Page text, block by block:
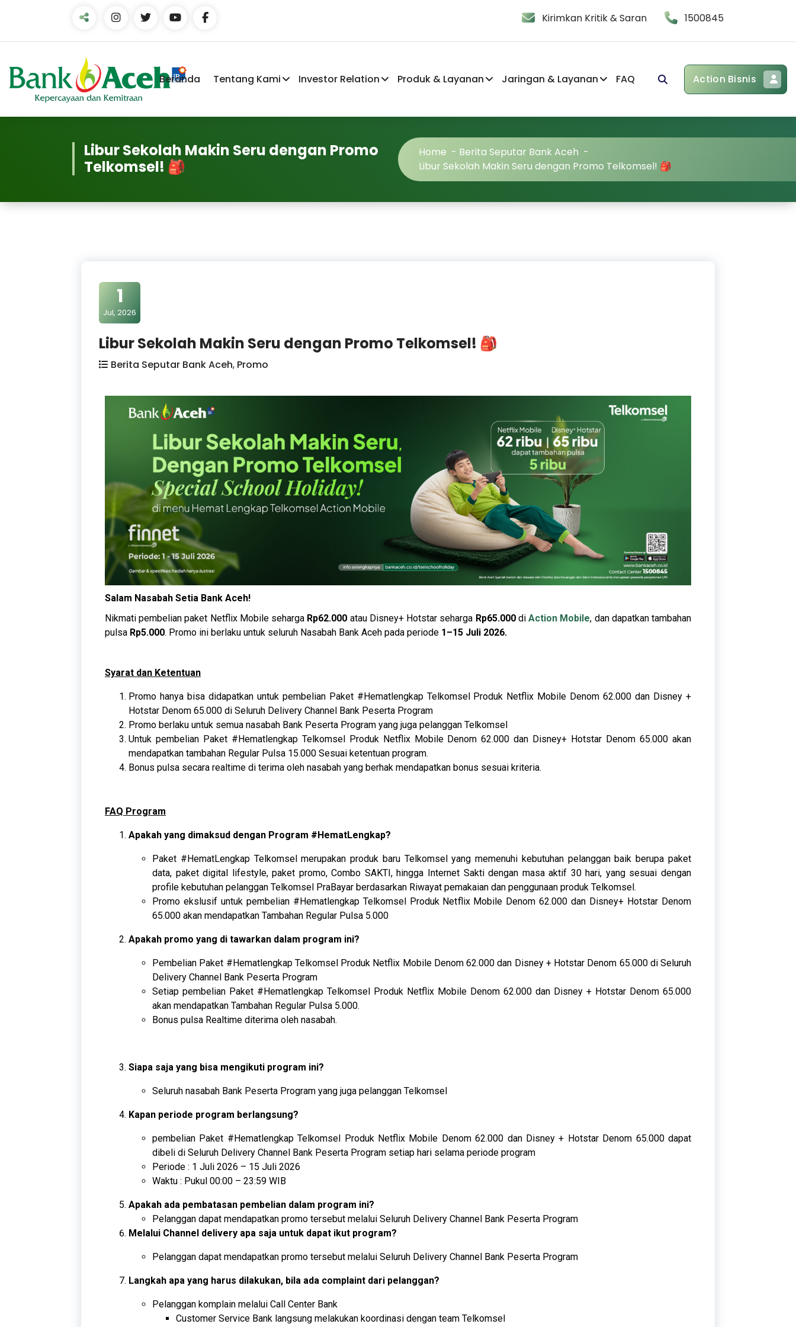
Kirimkan Kritik & Saran 1500845
Beranda Tentang Kami Investor Relation Produk & Layanan Jaringan & Layanan FAQ Action Bisnis
Libur Sekolah Makin Seru dengan Promo
Telkomsel! 🎒
Home - Berita Seputar Bank Aceh -
Libur Sekolah Makin Seru dengan Promo Telkomsel! 🎒
1
Jul, 2026
Libur Sekolah Makin Seru dengan Promo Telkomsel! 🎒
Berita Seputar Bank Aceh, Promo
Salam Nasabah Setia Bank Aceh!
Nikmati pembelian paket Netflix Mobile seharga Rp62.000 atau Disney+ Hotstar seharga Rp65.000diAction Mobile, dan dapatkan tambahan
pulsa Rp5.000. Promo ini berlaku untuk seluruh Nasabah Bank Aceh pada periode 1–15 Juli 2026.
Syarat dan Ketentuan
Promo hanya bisa didapatkan untuk pembelian Paket #Hematlengkap Telkomsel Produk Netflix Mobile Denom 62.000 dan Disney +
Hotstar Denom 65.000 di Seluruh Delivery Channel Bank Peserta Program
Promo berlaku untuk semua nasabah Bank Peserta Program yang juga pelanggan Telkomsel
Untuk pembelian Paket #Hematlengkap Telkomsel Produk Netflix Mobile Denom 62.000 dan Disney+ Hotstar Denom 65.000 akan
mendapatkan tambahan Regular Pulsa 15.000 Sesuai ketentuan program.
Bonus pulsa secara realtime di terima oleh nasabah yang berhak mendapatkan bonus sesuai kriteria.
FAQ Program
Apakah yang dimaksud dengan Program #HematLengkap?
Paket #HematLengkap Telkomsel merupakan produk baru Telkomsel yang memenuhi kebutuhan pelanggan baik berupa paket
data, paket digital lifestyle, paket promo, Combo SAKTI, hingga Internet Sakti dengan masa aktif 30 hari, yang sesuai dengan
profile kebutuhan pelanggan Telkomsel PraBayar berdasarkan Riwayat pemakaian dan penggunaan produk Telkomsel.
Promo ekslusif untuk pembelian #Hematlengkap Telkomsel Produk Netflix Mobile Denom 62.000 dan Disney+ Hotstar Denom
65.000 akan mendapatkan Tambahan Regular Pulsa 5.000
Apakah promo yang di tawarkan dalam program ini?
Pembelian Paket #Hematlengkap Telkomsel Produk Netflix Mobile Denom 62.000 dan Disney + Hotstar Denom 65.000 di Seluruh
Delivery Channel Bank Peserta Program
Setiap pembelian Paket #Hematlengkap Telkomsel Produk Netflix Mobile Denom 62.000 dan Disney + Hotstar Denom 65.000
akan mendapatkan Tambahan Regular Pulsa 5.000.
Bonus pulsa Realtime diterima oleh nasabah.
Siapa saja yang bisa mengikuti program ini?
Seluruh nasabah Bank Peserta Program yang juga pelanggan Telkomsel
Kapan periode program berlangsung?
pembelian Paket #Hematlengkap Telkomsel Produk Netflix Mobile Denom 62.000 dan Disney + Hotstar Denom 65.000 dapat
dibeli di Seluruh Delivery Channel Bank Peserta Program setiap hari selama periode program
Periode : 1 Juli 2026 – 15 Juli 2026
Waktu : Pukul 00:00 – 23:59 WIB
Apakah ada pembatasan pembelian dalam program ini?
Pelanggan dapat mendapatkan promo tersebut melalui Seluruh Delivery Channel Bank Peserta Program
Melalui Channel delivery apa saja untuk dapat ikut program?
Pelanggan dapat mendapatkan promo tersebut melalui Seluruh Delivery Channel Bank Peserta Program
Langkah apa yang harus dilakukan, bila ada complaint dari pelanggan?
Pelanggan komplain melalui Call Center Bank
Customer Service Bank langsung melakukan koordinasi dengan team Telkomsel